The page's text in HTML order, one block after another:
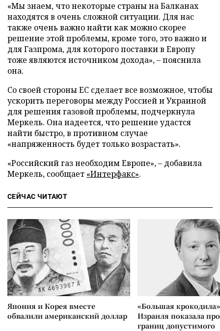
«Мы знаем, что некоторые страны на Балканах
находятся в очень сложной ситуации. Для нас
также очень важно найти как можно скорее
решение этой проблемы, кроме того, это важно и
для Газпрома, для которого поставки в Европу
тоже являются источником дохода», – пояснила
она.
Со своей стороны ЕС сделает все возможное, чтобы
ускорить переговоры между Россией и Украиной
для решения газовой проблемы, подчеркнула
Меркель. Она надеется, что решение удастся
найти быстро, в противном случае
«напряженность будет только возрастать».
«Российский газ необходим Европе», – добавила
Меркель, сообщает «Интерфакс».
СЕЙЧАС ЧИТАЮТ
Япония и Корея вместе
обвалили американский доллар
«Большая
Израиля показала
границ допустимого